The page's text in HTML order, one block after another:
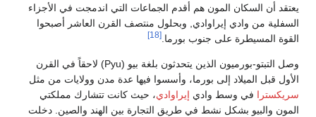
يعتقد أن السكان المون هم أقدم الجماعات التي اندمجت في الأجزاء
السفلية من وادي إيراوادي, وبحلول منتصف القرن العاشر أصبحوا
القوة المسيطرة على جنوب بورما.[18]
وصل التبتو-بورميون الذين يتحدثون بلغة بيو (Pyu) لاحقاً في القرن
الأول قبل الميلاد إلى بورما، وأسسوا فيها عدة مدن وولايات من مثل
سريكسترا في وسط وادي إيراوادي، حيث كانت تتشارك مملكتي
المون والبيو بشكل نشط في طريق التجارة بين الهند والصين. دخلت